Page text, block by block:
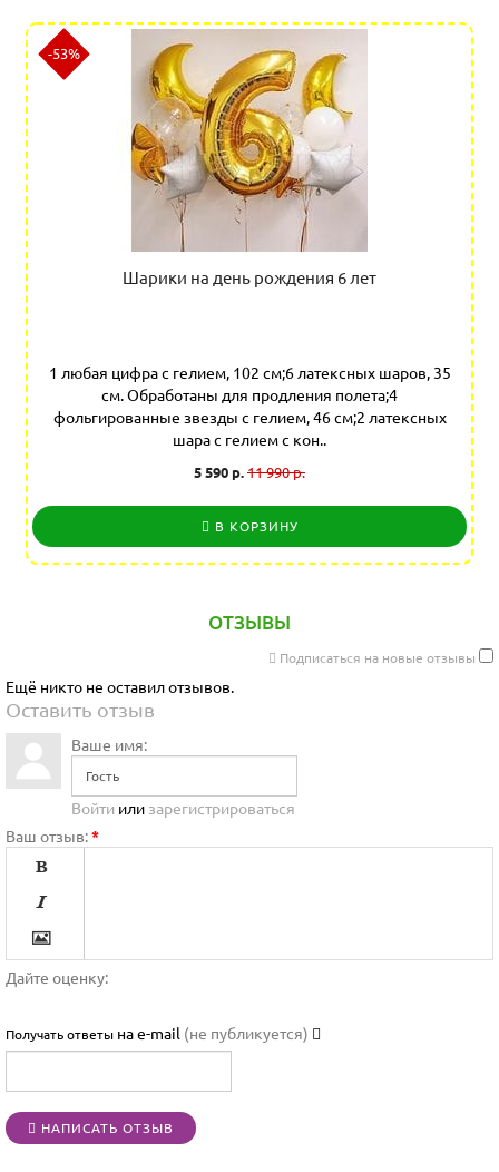
-53%
Шарики на день рождения 6 лет
1 любая цифра с гелием, 102 см;6 латексных шаров, 35
см. Обработаны для продления полета;4
фольгированные звезды с гелием, 46 см;2 латексных
шара с гелием с кон..
5 590 р.11 990 р.
В КОРЗИНУ
ОТЗЫВЫ
Подписаться на новые отзывы
Ещё никто не оставил отзывов.
Оставить отзыв
Ваше имя:
Войти или зарегистрироваться
Ваш отзыв:*







Дайте оценку:
Получать ответы на e-mail (не публикуется)
НАПИСАТЬ ОТЗЫВ